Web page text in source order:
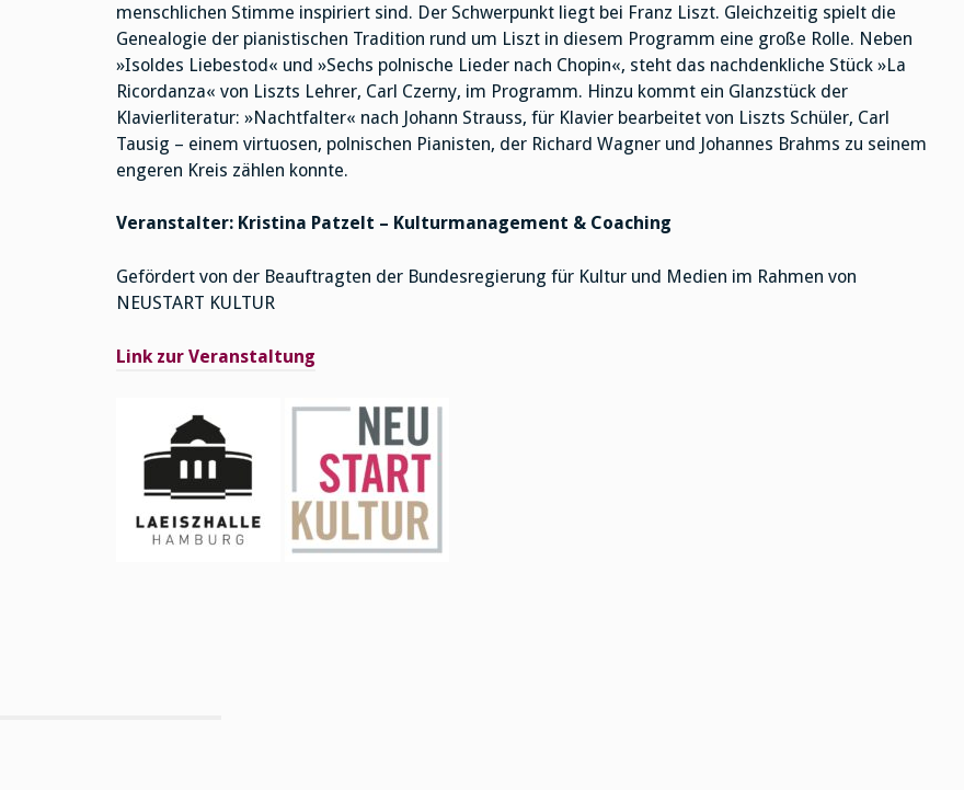
menschlichen Stimme inspiriert sind. Der Schwerpunkt liegt bei Franz Liszt. Gleichzeitig spielt die
Genealogie der pianistischen Tradition rund um Liszt in diesem Programm eine große Rolle. Neben
»Isoldes Liebestod« und »Sechs polnische Lieder nach Chopin«, steht das nachdenkliche Stück »La
Ricordanza« von Liszts Lehrer, Carl Czerny, im Programm. Hinzu kommt ein Glanzstück der
Klavierliteratur: »Nachtfalter« nach Johann Strauss, für Klavier bearbeitet von Liszts Schüler, Carl
Tausig – einem virtuosen, polnischen Pianisten, der Richard Wagner und Johannes Brahms zu seinem
engeren Kreis zählen konnte.
Veranstalter: Kristina Patzelt – Kulturmanagement & Coaching
Gefördert von der Beauftragten der Bundesregierung für Kultur und Medien im Rahmen von
NEUSTART KULTUR
Link zur Veranstaltung